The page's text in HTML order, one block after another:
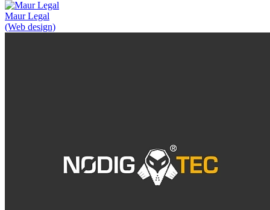
Maur Legal
(Web design)